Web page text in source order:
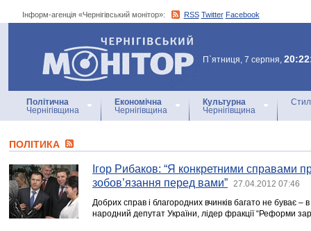
Інформ-агенція «Чернігівський монітор»: RSS Twitter Facebook
Інформ-агенція
«Чернігівський монітор»
П`ятниця, 7 серпня,
Політична
Чернігівщина
Економічна
Чернігівщина
Культурна
Чернігівщина
ПОЛІТИКА
Ігор Рибаков: “Я конкретними справами
зобов’язання перед вами”
27.04.2012 07:46
Добрих справ і благородних вчинків багато не буває
народний депутат України, лідер фракції “Реформи